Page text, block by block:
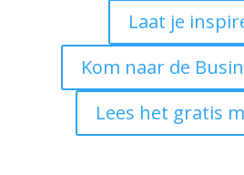
Laat je
Kom naar de
Lees het gratis